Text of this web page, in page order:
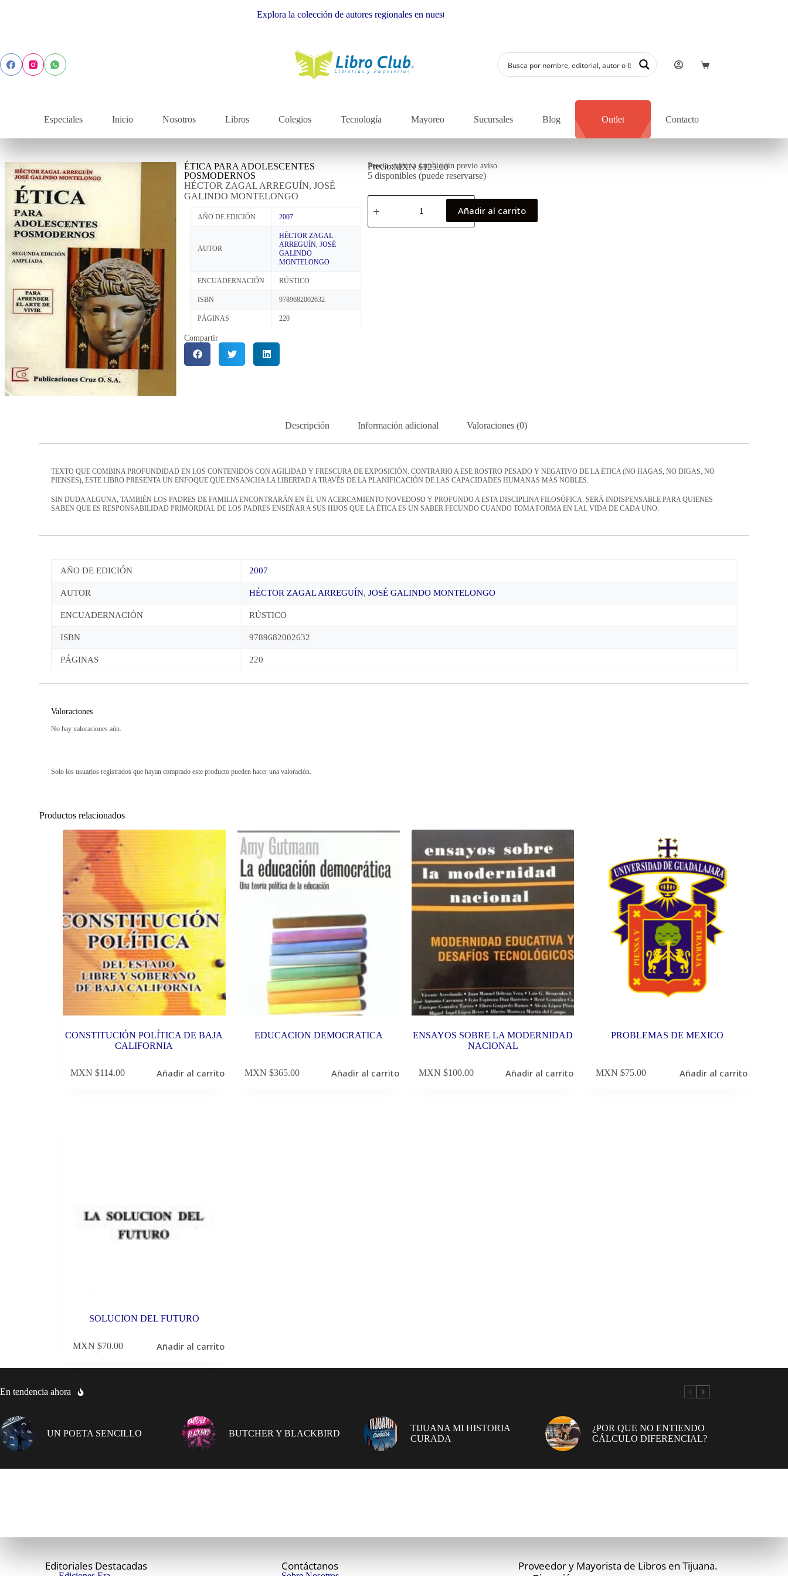
Explora la colección de autores regionales en nuestra librería
Especiales Inicio Nosotros Libros Colegios Tecnología Mayoreo Sucursales Blog Outlet Contacto
ÉTICA PARA ADOLESCENTES
POSMODERNOS
HÉCTOR ZAGAL ARREGUÍN, JOSÉ
GALINDO MONTELONGO
AÑO DE EDICIÓN 2007
AUTOR
HÉCTOR ZAGAL
ARREGUÍN,JOSÉ
GALINDO
MONTELONGO
ENCUADERNACIÓN RÚSTICO
ISBN 9789682002632
PÁGINAS 220
Compartir
Precio:MXN $125.00
Precio sujeto a cambio sin previo aviso.
5 disponibles (puede reservarse)
Añadir al carrito
Descripción Información adicional Valoraciones (0)
TEXTO QUE COMBINA PROFUNDIDAD EN LOS CONTENIDOS CON AGILIDAD Y FRESCURA DE EXPOSICIÓN. CONTRARIO A ESE ROSTRO PESADO Y NEGATIVO DE LA ÉTICA (NO HAGAS, NO DIGAS, NO
PIENSES), ESTE LIBRO PRESENTA UN ENFOQUE QUE ENSANCHA LA LIBERTAD A TRAVÉS DE LA PLANIFICACIÓN DE LAS CAPACIDADES HUMANAS MÁS NOBLES.
SIN DUDA ALGUNA, TAMBIÉN LOS PADRES DE FAMILIA ENCONTRARÁN EN ÉL UN ACERCAMIENTO NOVEDOSO Y PROFUNDO A ESTA DISCIPLINA FILOSÓFICA. SERÁ INDISPENSABLE PARA QUIENES
SABEN QUE ES RESPONSABILIDAD PRIMORDIAL DE LOS PADRES ENSEÑAR A SUS HIJOS QUE LA ÉTICA ES UN SABER FECUNDO CUANDO TOMA FORMA EN LAL VIDA DE CADA UNO.
AÑO DE EDICIÓN 2007
AUTOR HÉCTOR ZAGAL ARREGUÍN,JOSÉ GALINDO MONTELONGO
ENCUADERNACIÓN RÚSTICO
ISBN 9789682002632
PÁGINAS 220
Valoraciones
No hay valoraciones aún.
Solo los usuarios registrados que hayan comprado este producto pueden hacer una valoración.
Productos relacionados
CONSTITUCIÓN POLÍTICA DE BAJA
CALIFORNIA
MXN $114.00 Añadir al carrito
EDUCACION DEMOCRATICA
MXN $365.00 Añadir al carrito
ENSAYOS SOBRE LA MODERNIDAD
NACIONAL
MXN $100.00 Añadir al carrito
PROBLEMAS DE MEXICO
MXN $75.00 Añadir al carrito
SOLUCION DEL FUTURO
MXN $70.00 Añadir al carrito
En tendencia ahora
UN POETA SENCILLO BUTCHER Y BLACKBIRD
TIJUANA MI HISTORIA
CURADA
¿POR QUE NO ENTIENDO
CÁLCULO DIFERENCIAL?
Editoriales Destacadas Contáctanos
Proveedor y Mayorista de Libros en Tijuana.